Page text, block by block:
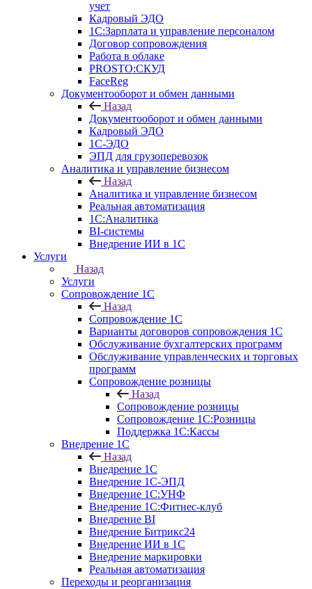
учет
Кадровый ЭДО
1С:Зарплата и управление персоналом
Договор сопровождения
Работа в облаке
PROSTO:СКУД
FaceReg
Документооборот и обмен данными
Назад
Документооборот и обмен данными
Кадровый ЭДО
1С-ЭДО
ЭПД для грузоперевозок
Аналитика и управление бизнесом
Назад
Аналитика и управление бизнесом
Реальная автоматизация
1С:Аналитика
BI-системы
Внедрение ИИ в 1С
Услуги
Назад
Услуги
Сопровождение 1С
Назад
Сопровождение 1С
Варианты договоров сопровождения 1С
Обслуживание бухгалтерских программ
Обслуживание управленческих и торговых
программ
Сопровождение розницы
Назад
Сопровождение розницы
Сопровождение 1С:Розницы
Поддержка 1С:Кассы
Внедрение 1С
Назад
Внедрение 1С
Внедрение 1С-ЭПД
Внедрение 1С:УНФ
Внедрение 1С:Фитнес-клуб
Внедрение BI
Внедрение Битрикс24
Внедрение ИИ в 1С
Внедрение маркировки
Реальная автоматизация
Переходы и реорганизация